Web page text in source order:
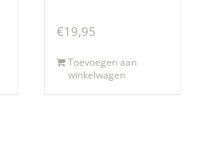
€19,95
Toevoegen aan
winkelwagen